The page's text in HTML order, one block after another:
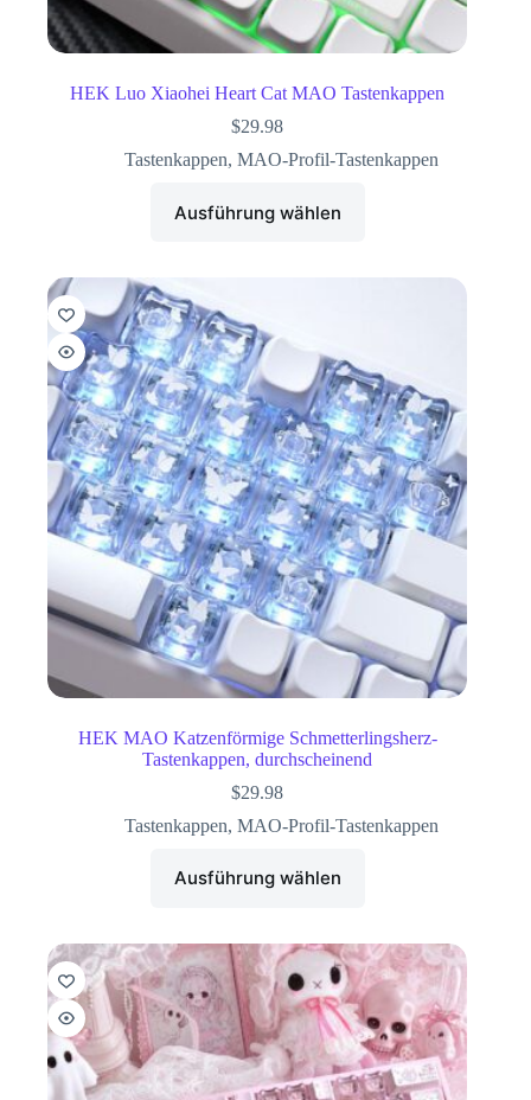
HEK Luo Xiaohei Heart Cat MAO Tastenkappen
$29.98
Tastenkappen, MAO-Profil-Tastenkappen
Ausführung wählen
HEK MAO Katzenförmige Schmetterlingsherz-
Tastenkappen, durchscheinend
$29.98
Tastenkappen, MAO-Profil-Tastenkappen
Ausführung wählen